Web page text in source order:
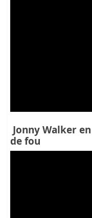
Jonny Walker
de fou